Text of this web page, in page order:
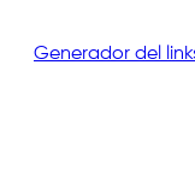
Generador del